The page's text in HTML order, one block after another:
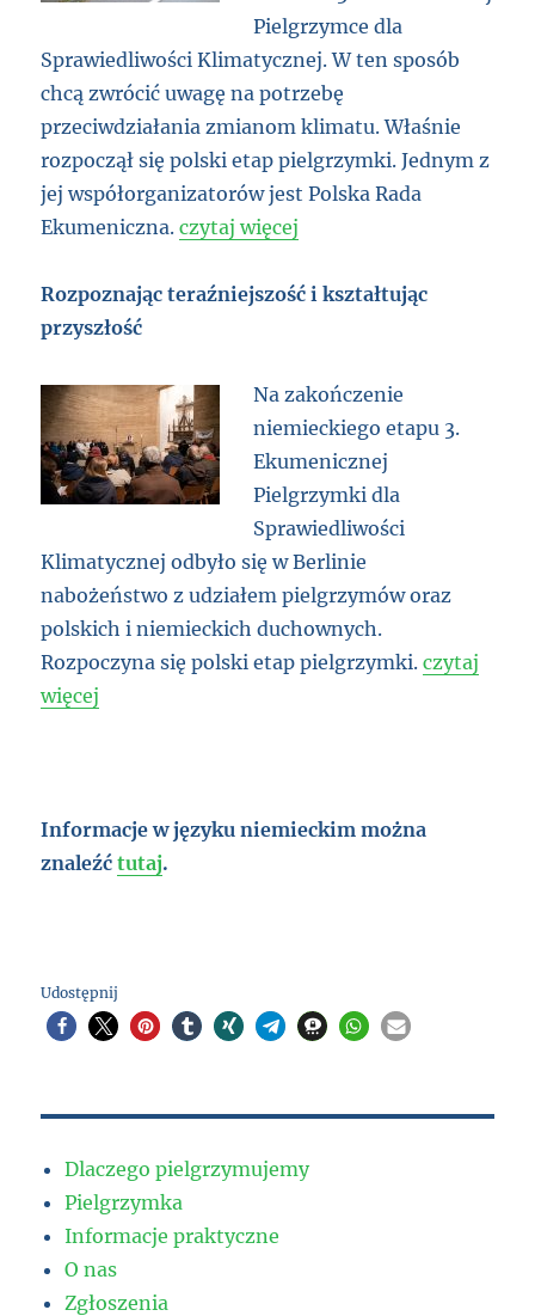
Pielgrzymce dla
Sprawiedliwości Klimatycznej. W ten sposób
chcą zwrócić uwagę na potrzebę
przeciwdziałania zmianom klimatu. Właśnie
rozpoczął się polski etap pielgrzymki. Jednym z
jej współorganizatorów jest Polska Rada
Ekumeniczna.czytaj więcej
Rozpoznając teraźniejszość i kształtując
przyszłość
Na zakończenie
niemieckiego etapu 3.
Ekumenicznej
Pielgrzymki dla
Sprawiedliwości
Klimatycznej odbyło się w Berlinie
nabożeństwo z udziałem pielgrzymów oraz
polskich i niemieckich duchownych.
Rozpoczyna się polski etap pielgrzymki.czytaj
więcej
Informacje w języku niemieckim można
znaleźćtutaj.
Udostępnij
Dlaczego pielgrzymujemy
Pielgrzymka
Informacje praktyczne
O nas
Zgłoszenia